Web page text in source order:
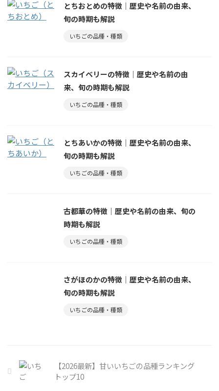
とちおとめの特徴｜歴史や名前の由来、
旬の時期も解説
いちごの品種・種類
スカイベリーの特徴｜歴史や名前の由
来、旬の時期も解説
いちごの品種・種類
とちあいかの特徴｜歴史や名前の由来、
旬の時期も解説
いちごの品種・種類
古都華の特徴｜歴史や名前の由来、旬の
時期も解説
いちごの品種・種類
さがほのかの特徴｜歴史や名前の由来、
旬の時期も解説
いちごの品種・種類
【2026最新】甘いいちごの品種ランキング
トップ10